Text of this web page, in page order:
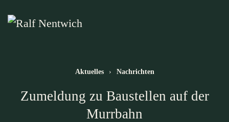
Zum Hauptinhalt springen
Aktuelles Nachrichten
Zumeldung zu Baustellen auf der
Murrbahn